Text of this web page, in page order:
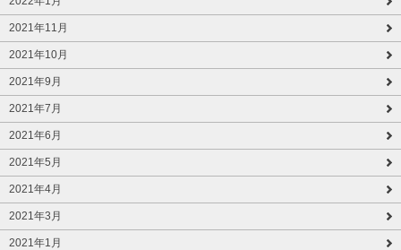
2021年11月
2021年10月
2021年9月
2021年7月
2021年6月
2021年5月
2021年4月
2021年3月
2021年1月